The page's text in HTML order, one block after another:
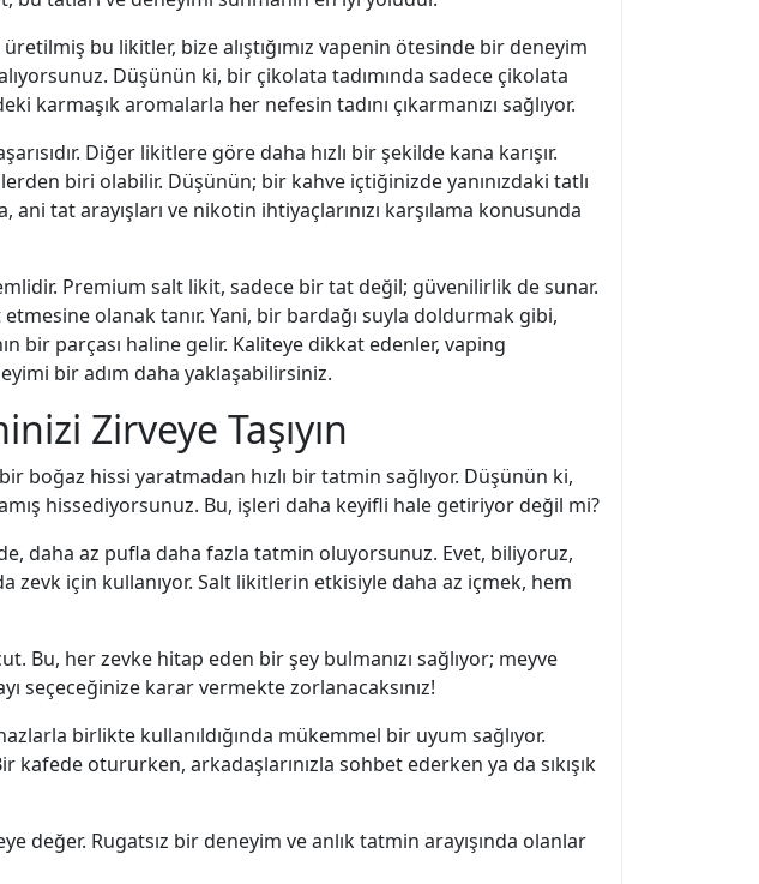
bu likitler, bize alıştığımız vapenin ötesinde bir deneyim
Düşünün ki, bir çikolata tadımında sadece çikolata
aromalarla her nefesin tadını çıkarmanızı sağlıyor.
Diğer likitlere göre daha hızlı bir şekilde kana karışır.
biri olabilir. Düşünün; bir kahve içtiğinizde yanınızdaki tatlı
tat arayışları ve nikotin ihtiyaçlarınızı karşılama konusunda
Premium salt likit, sadece bir tat değil; güvenilirlik de sunar.
olanak tanır. Yani, bir bardağı suyla doldurmak gibi,
bir parçası haline gelir. Kaliteye dikkat edenler, vaping
bir adım daha yaklaşabilirsiniz.
Zirveye Taşıyın
boğaz hissi yaratmadan hızlı bir tatmin sağlıyor. Düşünün ki,
hissediyorsunuz. Bu, işleri daha keyifli hale getiriyor değil mi?
daha az pufla daha fazla tatmin oluyorsunuz. Evet, biliyoruz,
için kullanıyor. Salt likitlerin etkisiyle daha az içmek, hem
Bu, her zevke hitap eden bir şey bulmanızı sağlıyor; meyve
seçeceğinize karar vermekte zorlanacaksınız!
birlikte kullanıldığında mükemmel bir uyum sağlıyor.
otururken, arkadaşlarınızla sohbet ederken ya da sıkışık
değer. Rugatsız bir deneyim ve anlık tatmin arayışında olanlar